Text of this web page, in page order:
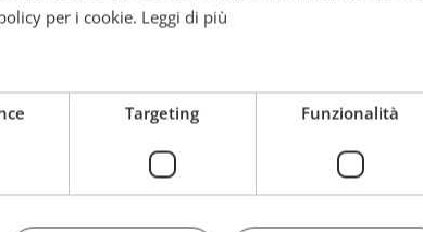
per i cookie. Leggi di più
Targeting Funzionalità